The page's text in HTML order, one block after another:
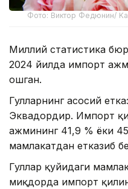
Фото: Виктор Федюнин/
Миллий статистика
2024 йилда импорт
ошган.
Гулларнинг асосий
Эквадордир. Импорт
ҳажмининг 41,9 % ёки
мамлакатдан етказиб
Гуллар қуйидаги
миқдорда импорт